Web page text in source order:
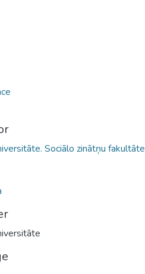
Sociālo zinātņu fakultāte